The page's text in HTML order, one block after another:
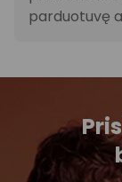
parduotuvę